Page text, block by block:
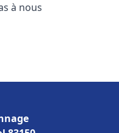
à nous